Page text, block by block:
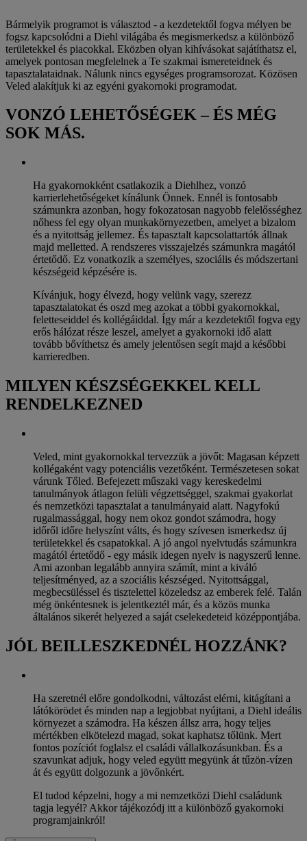
Bármelyik programot is választod - a kezdetektől fogva mélyen be
fogsz kapcsolódni a Diehl világába és megismerkedsz a különböző
területekkel és piacokkal. Eközben olyan kihívásokat sajátíthatsz el,
amelyek pontosan megfelelnek a Te szakmai ismereteidnek és
tapasztalataidnak. Nálunk nincs egységes programsorozat. Közösen
Veled alakítjuk ki az egyéni gyakornoki programodat.
VONZÓ LEHETŐSÉGEK – ÉS MÉG
SOK MÁS.
Ha gyakornokként csatlakozik a Diehlhez, vonzó
karrierlehetőségeket kínálunk Önnek. Ennél is fontosabb
számunkra azonban, hogy fokozatosan nagyobb felelősséghez
nőhess fel egy olyan munkakörnyezetben, amelyet a bizalom
és a nyitottság jellemez. És tapasztalt kapcsolattartók állnak
majd melletted. A rendszeres visszajelzés számunkra magától
értetődő. Ez vonatkozik a személyes, szociális és módszertani
készségeid képzésére is.
Kívánjuk, hogy élvezd, hogy velünk vagy, szerezz
tapasztalatokat és oszd meg azokat a többi gyakornokkal,
feletteseiddel és kollégáiddal. Így már a kezdetektől fogva egy
erős hálózat része leszel, amelyet a gyakornoki idő alatt
tovább bővíthetsz és amely jelentősen segít majd a későbbi
karrieredben.
MILYEN KÉSZSÉGEKKEL KELL
RENDELKEZNED
Veled, mint gyakornokkal tervezzük a jövőt: Magasan képzett
kollégaként vagy potenciális vezetőként. Természetesen sokat
várunk Tőled. Befejezett műszaki vagy kereskedelmi
tanulmányok átlagon felüli végzettséggel, szakmai gyakorlat
és nemzetközi tapasztalat a tanulmányaid alatt. Nagyfokú
rugalmassággal, hogy nem okoz gondot számodra, hogy
időről időre helyszínt válts, és hogy szívesen ismerkedsz új
területekkel és csapatokkal. A jó angol nyelvtudás számunkra
magától értetődő - egy másik idegen nyelv is nagyszerű lenne.
Ami azonban legalább annyira számít, mint a kiváló
teljesítményed, az a szociális készséged. Nyitottsággal,
megbecsüléssel és tisztelettel közeledsz az emberek felé. Talán
még önkéntesnek is jelentkeztél már, és a közös munka
általános sikerét helyezed a saját cselekedeteid középpontjába.
JÓL BEILLESZKEDNÉL HOZZÁNK?
Ha szeretnél előre gondolkodni, változást elérni, kitágítani a
látókörödet és minden nap a legjobbat nyújtani, a Diehl ideális
környezet a számodra. Ha készen állsz arra, hogy teljes
mértékben elkötelezd magad, sokat kaphatsz tőlünk. Mert
fontos pozíciót foglalsz el családi vállalkozásunkban. És a
szavunkat adjuk, hogy veled együtt megyünk át tűzön-vízen
át és együtt dolgozunk a jövőnkért.
El tudod képzelni, hogy a mi nemzetközi Diehl családunk
tagja legyél? Akkor tájékozódj itt a különböző gyakornoki
programjainkról!